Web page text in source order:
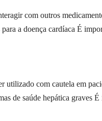
com outros
a doença cardíaca É
utilizado com cautela em
de saúde hepática